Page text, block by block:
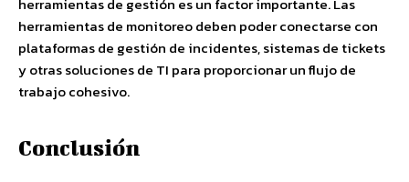
herramientas de monitoreo deben poder conectarse con
plataformas de gestión de incidentes, sistemas de tickets
y otras soluciones de TI para proporcionar un flujo de
trabajo cohesivo.
Conclusión